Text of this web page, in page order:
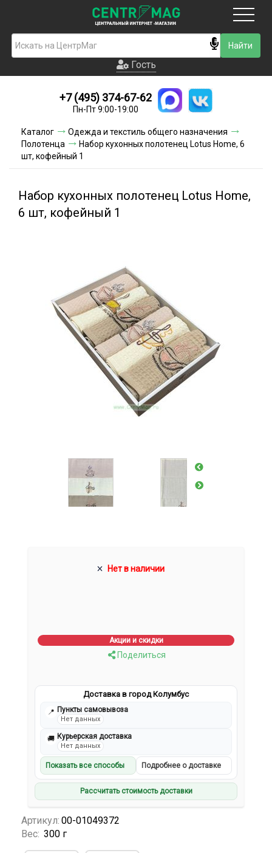
Гость
Новинки
Условия доставки
Акции и скидки
Гость
+7 (495) 374-67-62
Пн-Пт 9:00-19:00
Каталог
Одежда и текстиль общего назначения
Полотенца
Набор кухонных полотенец Lotus Home, 6
шт, кофейный 1
Набор кухонных полотенец Lotus Home,
6 шт, кофейный 1
Нет в наличии
Акции и скидки
Поделиться
Доставка в город Колумбус
📍 Пункты самовывоза
Нет данных
🚚 Курьерская доставка
Нет данных
Показать все способы Подробнее о доставке
Рассчитать стоимость доставки
Артикул: 00-01049372
Вес: 300 г